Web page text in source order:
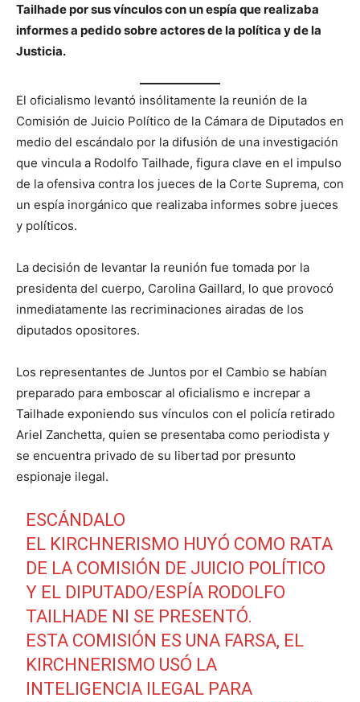
Tailhade por sus vínculos con un espía que realizaba
informes a pedido sobre actores de la política y de la
Justicia.
El oficialismo levantó insólitamente la reunión de la
Comisión de Juicio Político de la Cámara de Diputados en
medio del escándalo por la difusión de una investigación
que vincula a Rodolfo Tailhade, figura clave en el impulso
de la ofensiva contra los jueces de la Corte Suprema, con
un espía inorgánico que realizaba informes sobre jueces
y políticos.
La decisión de levantar la reunión fue tomada por la
presidenta del cuerpo, Carolina Gaillard, lo que provocó
inmediatamente las recriminaciones airadas de los
diputados opositores.
Los representantes de Juntos por el Cambio se habían
preparado para emboscar al oficialismo e increpar a
Tailhade exponiendo sus vínculos con el policía retirado
Ariel Zanchetta, quien se presentaba como periodista y
se encuentra privado de su libertad por presunto
espionaje ilegal.
ESCÁNDALO
EL KIRCHNERISMO HUYÓ COMO RATA
DE LA COMISIÓN DE JUICIO POLÍTICO
Y EL DIPUTADO/ESPÍA RODOLFO
TAILHADE NI SE PRESENTÓ.
ESTA COMISIÓN ES UNA FARSA, EL
KIRCHNERISMO USÓ LA
INTELIGENCIA ILEGAL PARA